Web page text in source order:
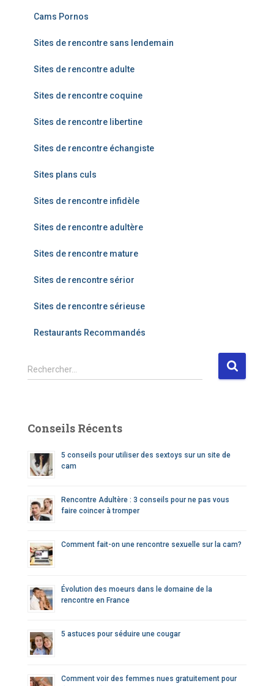
Cams Pornos
Sites de rencontre sans lendemain
Sites de rencontre adulte
Sites de rencontre coquine
Sites de rencontre libertine
Sites de rencontre échangiste
Sites plans culs
Sites de rencontre infidèle
Sites de rencontre adultère
Sites de rencontre mature
Sites de rencontre sérior
Sites de rencontre sérieuse
Restaurants Recommandés
R
e
r
e
Rechercher…
Conseils Récents
5 conseils pour utiliser des sextoys sur un site de
cam
Rencontre Adultère : 3 conseils pour ne pas vous
faire coincer à tromper
Comment fait-on une rencontre sexuelle sur la cam?
Évolution des moeurs dans le domaine de la
rencontre en France
5 astuces pour séduire une cougar
Comment voir des femmes nues gratuitement pour